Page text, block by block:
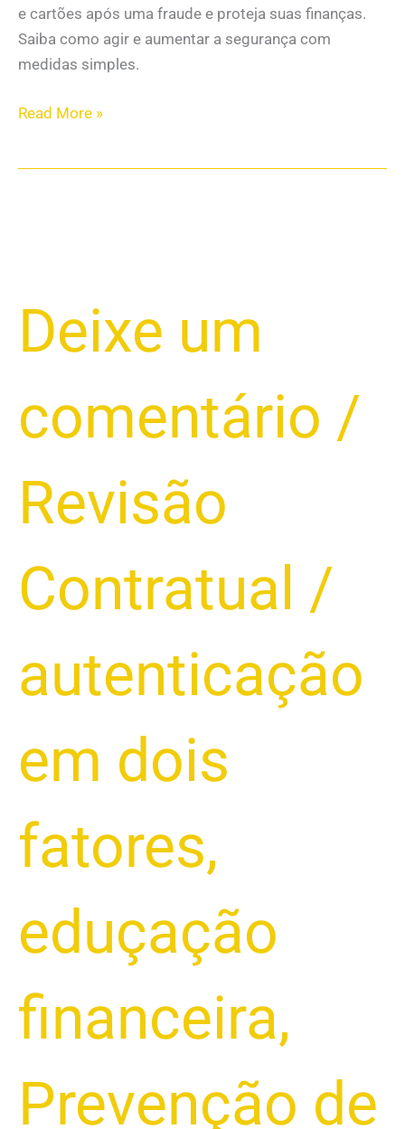
e cartões após uma fraude e proteja suas finanças.
Saiba como agir e aumentar a segurança com
medidas simples.
Read More »
Deixe um
comentário /
Revisão
Contratual /
autenticação
em dois
fatores,
eduçação
financeira,
Prevenção de
Tipo
de
os
Bancos
Fornecer
para
Prevenir